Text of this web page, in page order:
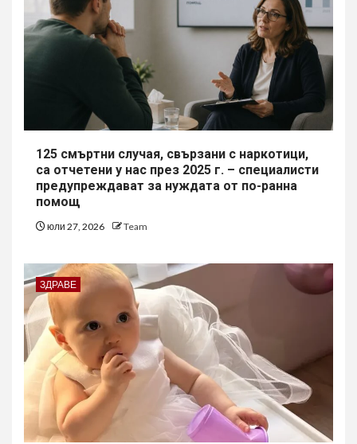
125 смъртни случая, свързани с наркотици,
са отчетени у нас през 2025 г. – специалисти
предупреждават за нуждата от по-ранна
помощ
юли 27, 2026 Team
ЗДРАВЕ